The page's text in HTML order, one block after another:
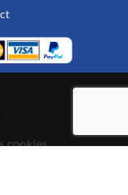
cookies